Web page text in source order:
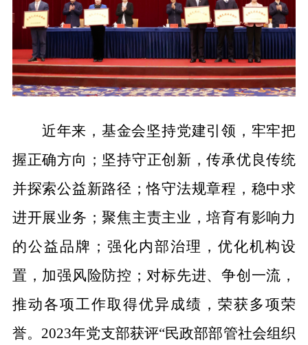
近年来，基金会坚持党建引领，牢牢把
握正确方向；坚持守正创新，传承优良传统
并探索公益新路径；恪守法规章程，稳中求
进开展业务；聚焦主责主业，培育有影响力
的公益品牌；强化内部治理，优化机构设
置，加强风险防控；对标先进、争创一流，
推动各项工作取得优异成绩，荣获多项荣
誉。2023年党支部获评“民政部部管社会组织